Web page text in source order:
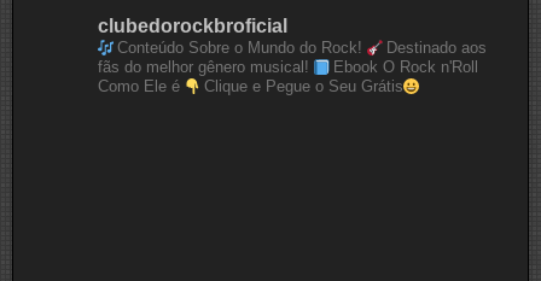
clubedorockbroficial
Conteúdo Sobre o Mundo do Rock!
Destinado aos
fãs do melhor gênero musical!
Ebook O Rock n'Roll
Como Ele é
Clique e Pegue o Seu Grátis